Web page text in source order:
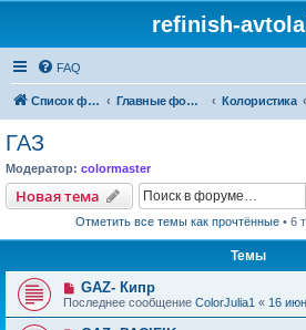
refinish-
FAQ
Список форумов Главные форумы Колористика
ГАЗ
Модератор: colormaster
Новая тема
Отметить все темы как прочтённые• 6
Темы
GAZ- Кипр
Последнее сообщение ColorJulia1 « 16